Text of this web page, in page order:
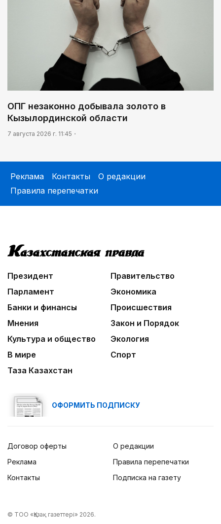
ОПГ незаконно добывала золото в
Кызылординской области
7 августа 2026 г. 11:45
Реклама Контакты
О редакции
Правила перепечатки
Президент
Правительство
Парламент
Экономика
Банки и финансы
Происшествия
Мнения
Закон и Порядок
Культура и общество
Экология
В мире
Спорт
Таза Казахстан
ОФОРМИТЬ ПОДПИСКУ
Договор оферты
Реклама
Контакты
О редакции
Правила перепечатки
Подписка на газету
© ТОО «Қазақ газеттері» 2026.